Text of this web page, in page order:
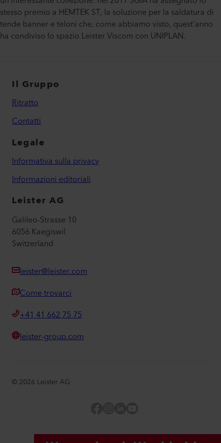
stesso premio a HEMTEK ST, la soluzione per la saldatura di
tende banner e teloni che, come abbiamo visto, quest’anno
ha condiviso lo spazio Leister Viscom con UNIPLAN.
Il Gruppo
Ritratto
Contatti
Legale
Informativa sulla privacy
Informazioni editoriali
Leister AG
Galileo-Strasse 10
6056 Kaegiswil
Switzerland
leister@leister.com
Come trovarci
+41 41 662 75 75
leister-group.com
© 2026 Leister AG